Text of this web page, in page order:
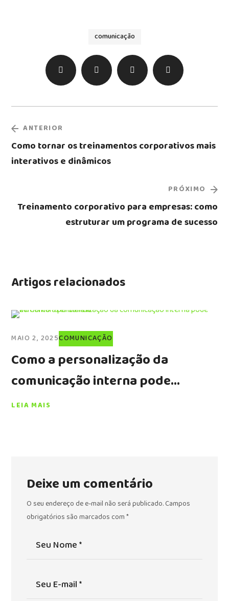
comunicação
ANTERIOR
Como tornar os treinamentos corporativos mais
interativos e dinâmicos
PRÓXIMO
Treinamento corporativo para empresas: como
estruturar um programa de sucesso
Artigos relacionados
MAIO 2, 2025COMUNICAÇÃO
Como a personalização da
comunicação interna pode
aumentar a eficiência
LEIA MAIS
Deixe um comentário
O seu endereço de e-mail não será publicado.Campos
obrigatórios são marcados com*